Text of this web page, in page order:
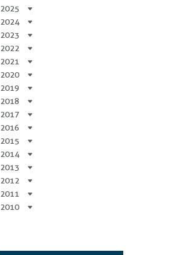
2025
2024
2023
2022
2021
2020
2019
2018
2017
2016
2015
2014
2013
2012
2011
2010